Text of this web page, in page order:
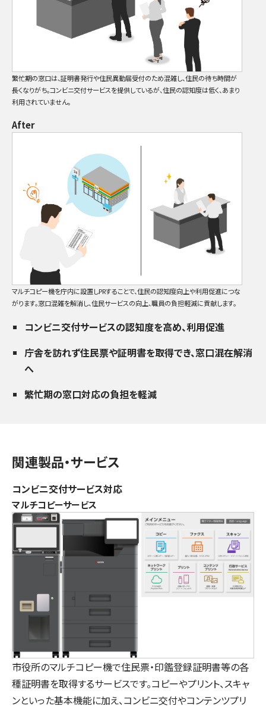
繁忙期の窓口は、証明書発行や住民異動届受付のため混雑し、住民の待ち時間が
長くなりがち。コンビニ交付サービスを提供しているが、住民の認知度は低く、あまり
利用されていません。
After
マルチコピー機を庁内に設置しPRすることで、住民の認知度向上や利用促進につな
がります。窓口混雑を解消し、住民サービスの向上、職員の負担軽減に貢献します。
コンビニ交付サービスの認知度を高め、利用促進
庁舎を訪れず住民票や証明書を取得でき、窓口混在解消
へ
繁忙期の窓口対応の負担を軽減
関連製品・サービス
コンビニ交付サービス対応
マルチコピーサービス
市役所のマルチコピー機で住民票・印鑑登録証明書等の各
種証明書を取得するサービスです。コピーやプリント、スキャ
ンといった基本機能に加え、コンビニ交付やコンテンツプリ